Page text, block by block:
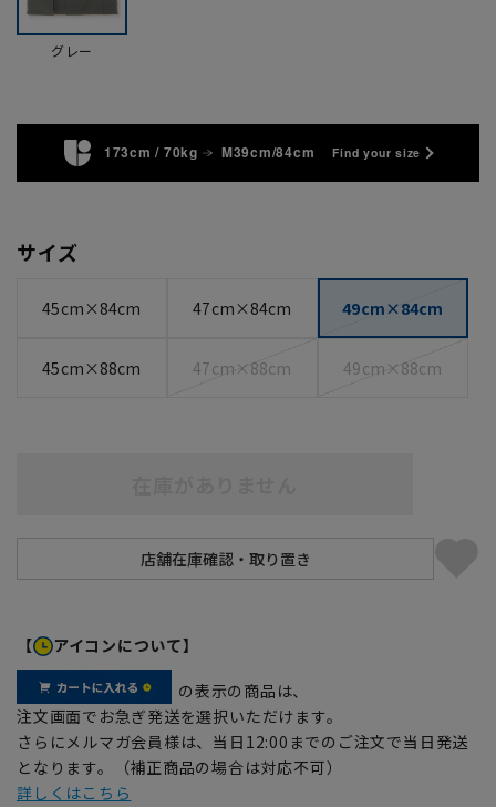
グレー
173cm / 70kg M39cm/84cm Find your size
サイズ
45cm×84cm 47cm×84cm 49cm×84cm
45cm×88cm 47cm×88cm 49cm×88cm
【 アイコンについて】
の表示の商品は、
注文画面でお急ぎ発送を選択いただけます。
さらにメルマガ会員様は、当日12:00までのご注文で当日発送
となります。（補正商品の場合は対応不可）
詳しくはこちら